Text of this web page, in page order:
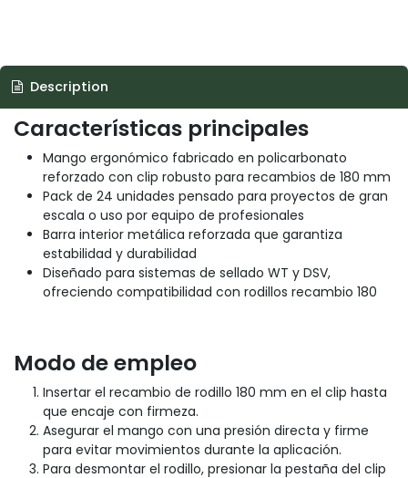
Description
Características principales
Mango ergonómico fabricado en policarbonato
reforzado con clip robusto para recambios de 180 mm
Pack de 24 unidades pensado para proyectos de gran
escala o uso por equipo de profesionales
Barra interior metálica reforzada que garantiza
estabilidad y durabilidad
Diseñado para sistemas de sellado WT y DSV,
ofreciendo compatibilidad con rodillos recambio 180
Modo de empleo
Insertar el recambio de rodillo 180 mm en el clip hasta
que encaje con firmeza.
Asegurar el mango con una presión directa y firme
para evitar movimientos durante la aplicación.
Para desmontar el rodillo, presionar la pestaña del clip